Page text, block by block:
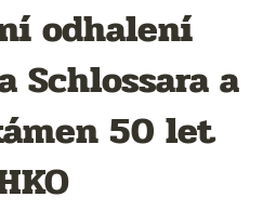
odhalení
Schlossara a
50 let